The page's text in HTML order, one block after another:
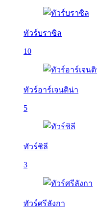
ทัวร์บราซิล
10
ทัวร์อาร์เจนติน่า
5
ทัวร์ชิลี
3
ทัวร์ศรีลังกา